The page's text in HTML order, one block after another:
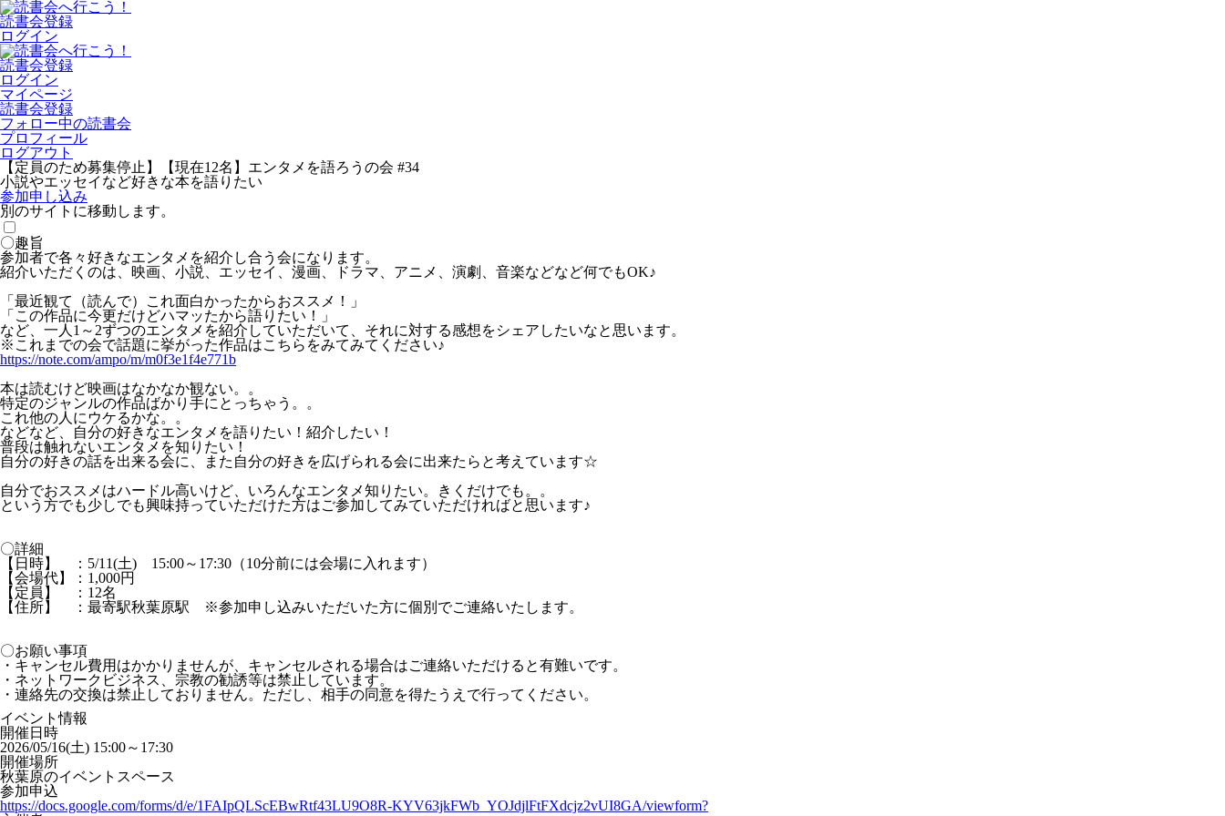
読書会登録
ログイン
読書会登録
ログイン
マイページ
読書会登録
フォロー中の読書会
プロフィール
ログアウト
【定員のため募集停止】【現在12名】エンタメを語ろうの会 #34
小説やエッセイなど好きな本を語りたい
参加申し込み
別のサイトに移動します。
〇趣旨
参加者で各々好きなエンタメを紹介し合う会になります。
紹介いただくのは、映画、小説、エッセイ、漫画、ドラマ、アニメ、演劇、音楽などなど何でもOK♪
「最近観て（読んで）これ面白かったからおススメ！」
「この作品に今更だけどハマッたから語りたい！」
など、一人1～2ずつのエンタメを紹介していただいて、それに対する感想をシェアしたいなと思います。
※これまでの会で話題に挙がった作品はこちらをみてみてください♪
https://note.com/ampo/m/m0f3e1f4e771b
本は読むけど映画はなかなか観ない。。
特定のジャンルの作品ばかり手にとっちゃう。。
これ他の人にウケるかな。。
などなど、自分の好きなエンタメを語りたい！紹介したい！
普段は触れないエンタメを知りたい！
自分の好きの話を出来る会に、また自分の好きを広げられる会に出来たらと考えています☆
自分でおススメはハードル高いけど、いろんなエンタメ知りたい。きくだけでも。。
という方でも少しでも興味持っていただけた方はご参加してみていただければと思います♪
〇詳細
【日時】 ：5/11(土) 15:00～17:30（10分前には会場に入れます）
【会場代】：1,000円
【定員】 ：12名
【住所】 ：最寄駅秋葉原駅 ※参加申し込みいただいた方に個別でご連絡いたします。
〇お願い事項
・キャンセル費用はかかりませんが、キャンセルされる場合はご連絡いただけると有難いです。
・ネットワークビジネス、宗教の勧誘等は禁止しています。
・連絡先の交換は禁止しておりません。ただし、相手の同意を得たうえで行ってください。
イベント情報
開催日時
2026/05/16(土) 15:00～17:30
開催場所
秋葉原のイベントスペース
参加申込
https://docs.google.com/forms/d/e/1FAIpQLScEBwRtf43LU9O8R-KYV63jkFWb_YOJdjlFtFXdcjz2vUI8GA/viewform?